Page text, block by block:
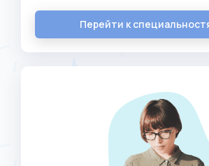
Перейти к